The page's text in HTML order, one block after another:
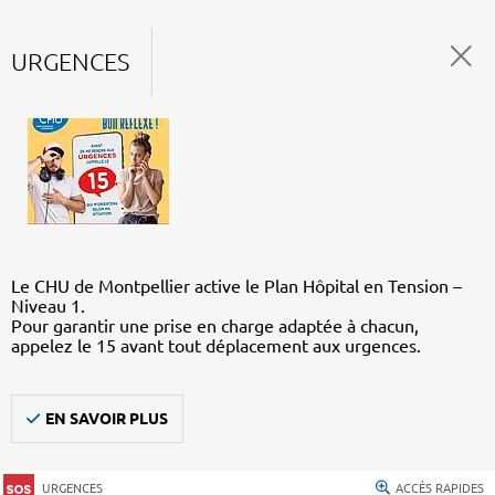
URGENCES
Le CHU de Montpellier active le Plan Hôpital en Tension –
Niveau 1.
Pour garantir une prise en charge adaptée à chacun,
appelez le 15 avant tout déplacement aux urgences.
EN SAVOIR PLUS
URGENCES ACCÈS RAPIDES